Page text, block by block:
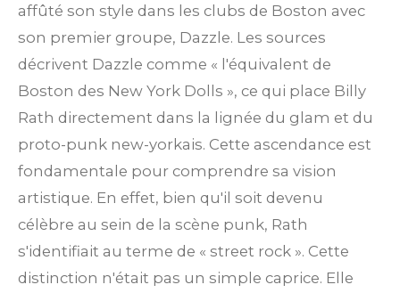
affûté son style dans les clubs de Boston avec
son premier groupe, Dazzle. Les sources
décrivent Dazzle comme « l'équivalent de
Boston des New York Dolls », ce qui place Billy
Rath directement dans la lignée du glam et du
proto-punk new-yorkais. Cette ascendance est
fondamentale pour comprendre sa vision
artistique. En effet, bien qu'il soit devenu
célèbre au sein de la scène punk, Rath
s'identifiait au terme de « street rock ». Cette
distinction n'était pas un simple caprice. Elle